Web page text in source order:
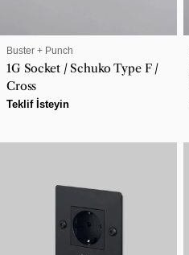
SATICI:
Buster + Punch
1G Socket / Schuko Type F /
Cross
Normal
Teklif İsteyin